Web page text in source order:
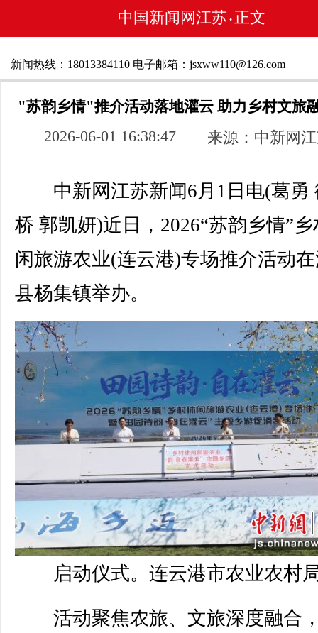
中国新闻网江苏 • 正文
新闻热线：18013384110 电子邮箱：jsxww110@126.com
"苏韵乡情"推介活动落地灌云 助力乡村文旅
2026-06-01 16:38:47 来源：中新网
中新网江苏新闻6月1日电(葛勇
桥 郭凯妍)近日，2026“苏韵乡情”
闲旅游农业(连云港)专场推介活动
县杨集镇举办。
启动仪式。连云港市农业农村
活动聚焦农旅、文旅深度融合